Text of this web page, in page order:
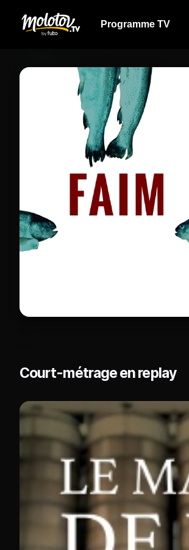
Programme TV
Court-métrage en replay